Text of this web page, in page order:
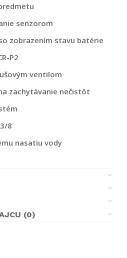
senzorom
zobrazením stavu batérie
P2
ventilom
zachytávanie nečistôt
8
nasatiu vody
(0)